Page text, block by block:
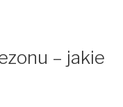
– jakie